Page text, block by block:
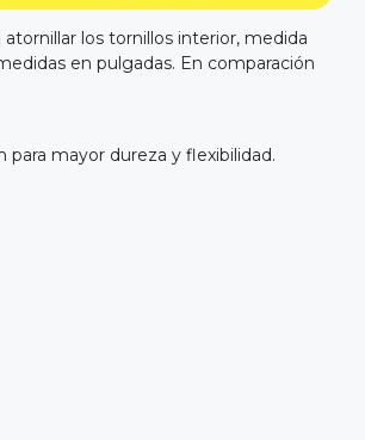
los tornillos interior, medida
en pulgadas. En comparación
para mayor dureza y flexibilidad.